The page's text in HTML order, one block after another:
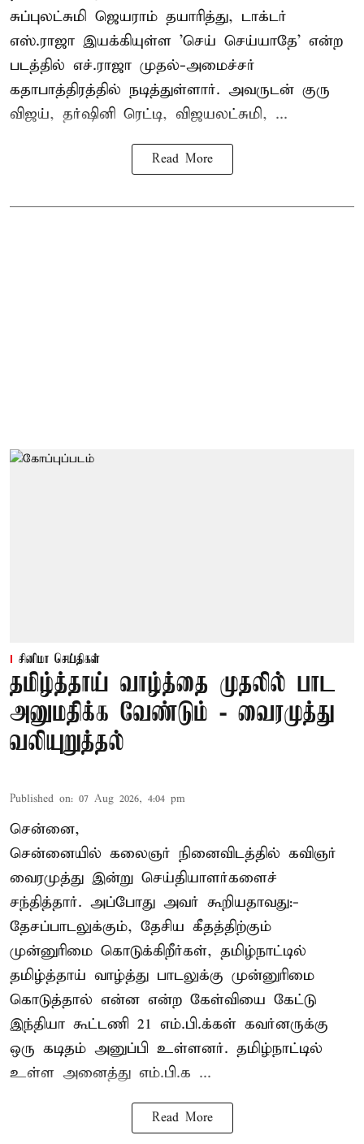
சுப்புலட்சுமி ஜெயராம் தயாரித்து, டாக்டர்
எஸ்.ராஜா இயக்கியுள்ள 'செய் செய்யாதே' என்ற
படத்தில் எச்.ராஜா முதல்-அமைச்சர்
கதாபாத்திரத்தில் நடித்துள்ளார். அவருடன் குரு
விஜய், தர்ஷினி ரெட்டி, விஜயலட்சுமி, ...
Read More
சினிமா செய்திகள்
தமிழ்த்தாய் வாழ்த்தை முதலில் பாட
அனுமதிக்க வேண்டும் - வைரமுத்து
வலியுறுத்தல்
Published on: 07 Aug 2026, 4:04 pm
சென்னை,
சென்னையில் கலைஞர் நினைவிடத்தில் கவிஞர்
வைரமுத்து இன்று செய்தியாளர்களைச்
சந்தித்தார். அப்போது அவர் கூறியதாவது:-
தேசப்பாடலுக்கும், தேசிய கீதத்திற்கும்
முன்னுரிமை கொடுக்கிறீர்கள், தமிழ்நாட்டில்
தமிழ்த்தாய் வாழ்த்து பாடலுக்கு முன்னுரிமை
கொடுத்தால் என்ன என்ற கேள்வியை கேட்டு
இந்தியா கூட்டணி 21 எம்.பி.க்கள் கவர்னருக்கு
ஒரு கடிதம் அனுப்பி உள்ளனர். தமிழ்நாட்டில்
உள்ள அனைத்து எம்.பி.க ...
Read More